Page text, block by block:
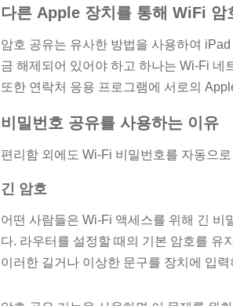
다른 Apple 장치를 통해 WiFi 암
암호 공유는 유사한 방법을 사용하여
금 해제되어 있어야 하고 하나는 Wi-Fi 네
또한 연락처 응용 프로그램에 서로의
비밀번호 공유를 사용하는 이유
편리함 외에도 Wi-Fi 비밀번호를 자동으
긴 암호
어떤 사람들은 Wi-Fi 액세스를 위해 긴 비
다. 라우터를 설정할 때의 기본 암호를 유
이러한 길거나 이상한 문구를 장치에 입